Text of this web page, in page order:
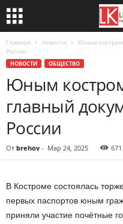
Главная Новости
Юным
России
НОВОСТИ ОБЩЕСТВО
Юным
главный
России
От brehov - Мар 24, 2025 671
В Костроме состоялась
первых паспортов юным
приняли участие почётные